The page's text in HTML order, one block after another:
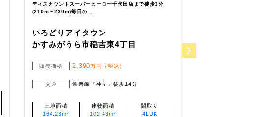
ディスカウントスーパーヒーロー千代田店まで徒歩3分
(210m～230m)毎日の…
いろどりアイタウン
かすみがうら市稲吉東4丁目
販売価格 2,390万円（税込）
交通 常磐線『神立』徒歩14分
土地面積
164.23m²
建物面積
102.43m²
間取り
4LDK